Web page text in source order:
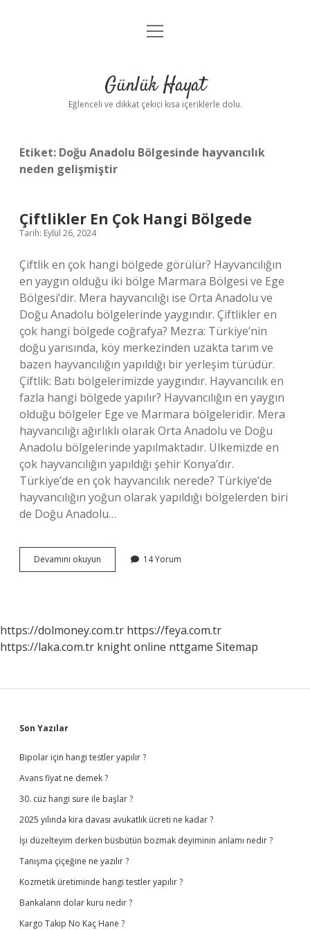
Anasayfa
Yasal Uyarı
menüyü
Günlük Hayat
Eğlenceli ve dikkat çekici kısa içeriklerle dolu.
Etiket: Doğu Anadolu Bölgesinde hayvancılık
neden gelişmiştir
Çiftlikler En Çok Hangi Bölgede
Tarih: Eylül 26, 2024
Çiftlik en çok hangi bölgede görülür? Hayvancılığın
en yaygın olduğu iki bölge Marmara Bölgesi ve Ege
Bölgesi’dir. Mera hayvancılığı ise Orta Anadolu ve
Doğu Anadolu bölgelerinde yaygındır. Çiftlikler en
çok hangi bölgede coğrafya? Mezra: Türkiye’nin
doğu yarısında, köy merkezinden uzakta tarım ve
bazen hayvancılığın yapıldığı bir yerleşim türüdür.
Çiftlik: Batı bölgelerimizde yaygındır. Hayvancılık en
fazla hangi bölgede yapılır? Hayvancılığın en yaygın
olduğu bölgeler Ege ve Marmara bölgeleridir. Mera
hayvancılığı ağırlıklı olarak Orta Anadolu ve Doğu
Anadolu bölgelerinde yapılmaktadır. Ülkemizde en
çok hayvancılığın yapıldığı şehir Konya’dır.
Türkiye’de en çok hayvancılık nerede? Türkiye’de
hayvancılığın yoğun olarak yapıldığı bölgelerden biri
de Doğu Anadolu…
Devamını okuyun Çiftlikler
En
14 Yorum
https://dolmoney.com.tr https://feya.com.tr
https://laka.com.tr knight online nttgame Sitemap
Sidebar
Son Yazılar
Bipolar için hangi testler yapılır ?
Avans fiyat ne demek ?
30. cüz hangi sure ile başlar ?
2025 yılında kira davası avukatlık ücreti ne kadar ?
İşi düzelteyim derken büsbütün bozmak deyiminin anlamı nedir ?
Tanışma çiçeğine ne yazılır ?
Kozmetik üretiminde hangi testler yapılır ?
Bankaların dolar kuru nedir ?
Kargo Takip No Kaç Hane ?